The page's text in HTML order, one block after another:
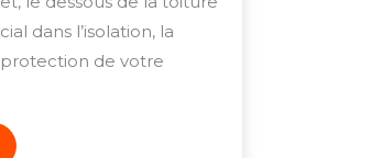
dans l’isolation, la
de votre